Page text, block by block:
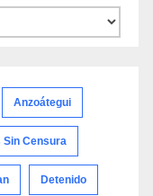
Anzoátegui
Censura
Detenido